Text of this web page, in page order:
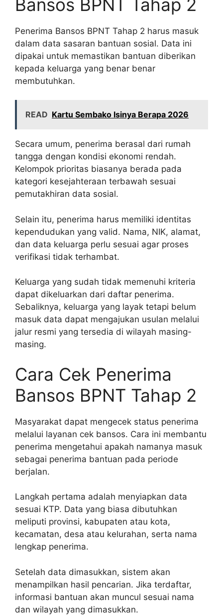
Bansos BPNT Tahap 2
Penerima Bansos BPNT Tahap 2 harus masuk
dalam data sasaran bantuan sosial. Data ini
dipakai untuk memastikan bantuan diberikan
kepada keluarga yang benar benar
membutuhkan.
READ Kartu Sembako Isinya Berapa 2026
Secara umum, penerima berasal dari rumah
tangga dengan kondisi ekonomi rendah.
Kelompok prioritas biasanya berada pada
kategori kesejahteraan terbawah sesuai
pemutakhiran data sosial.
Selain itu, penerima harus memiliki identitas
kependudukan yang valid. Nama, NIK, alamat,
dan data keluarga perlu sesuai agar proses
verifikasi tidak terhambat.
Keluarga yang sudah tidak memenuhi kriteria
dapat dikeluarkan dari daftar penerima.
Sebaliknya, keluarga yang layak tetapi belum
masuk data dapat mengajukan usulan melalui
jalur resmi yang tersedia di wilayah masing-
masing.
Cara Cek Penerima
Bansos BPNT Tahap 2
Masyarakat dapat mengecek status penerima
melalui layanan cek bansos. Cara ini membantu
penerima mengetahui apakah namanya masuk
sebagai penerima bantuan pada periode
berjalan.
Langkah pertama adalah menyiapkan data
sesuai KTP. Data yang biasa dibutuhkan
meliputi provinsi, kabupaten atau kota,
kecamatan, desa atau kelurahan, serta nama
lengkap penerima.
Setelah data dimasukkan, sistem akan
menampilkan hasil pencarian. Jika terdaftar,
informasi bantuan akan muncul sesuai nama
dan wilayah yang dimasukkan.